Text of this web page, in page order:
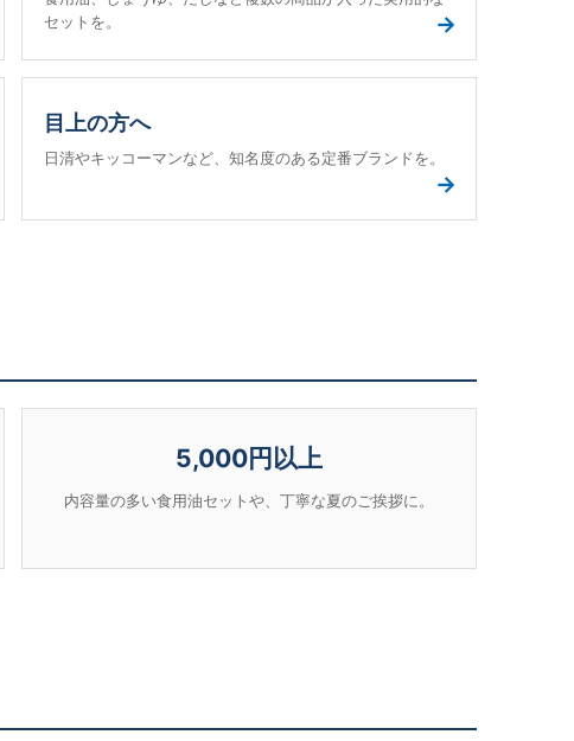
セットを。
→
目上の方へ
日清やキッコーマンなど、知名度のある定番ブランドを。
→
5,000円以上
内容量の多い食用油セットや、丁寧な夏のご挨拶に。